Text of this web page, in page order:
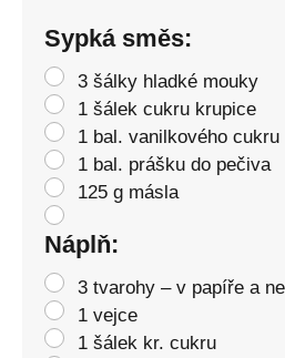
Sypká směs:
3 šálky hladké mouky
1 šálek cukru krupice
1 bal. vanilkového cukru
1 bal. prášku do pečiva
125 g másla
Náplň:
3 tvarohy – v papíře a
1 vejce
1 šálek kr. cukru